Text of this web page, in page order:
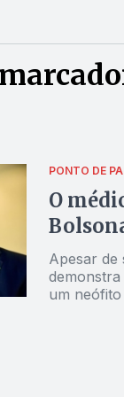
PONTO DE
O
Apesar de
um neófito